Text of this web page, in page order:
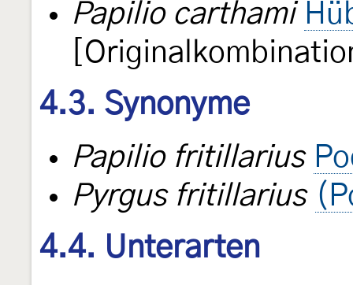
Papilio carthami
4.3. Synonyme
Papilio fritillarius
Pyrgus fritillarius
4.4. Unterarten